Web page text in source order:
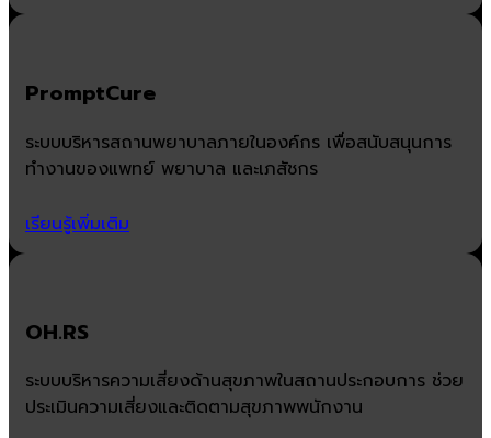
PromptCure
ระบบบริหารสถานพยาบาลภายในองค์กร เพื่อสนับสนุนการ
ทำงานของแพทย์ พยาบาล และเภสัชกร
เรียนรู้เพิ่มเติม
OH.RS
ระบบบริหารความเสี่ยงด้านสุขภาพในสถานประกอบการ ช่วย
ประเมินความเสี่ยงและติดตามสุขภาพพนักงาน